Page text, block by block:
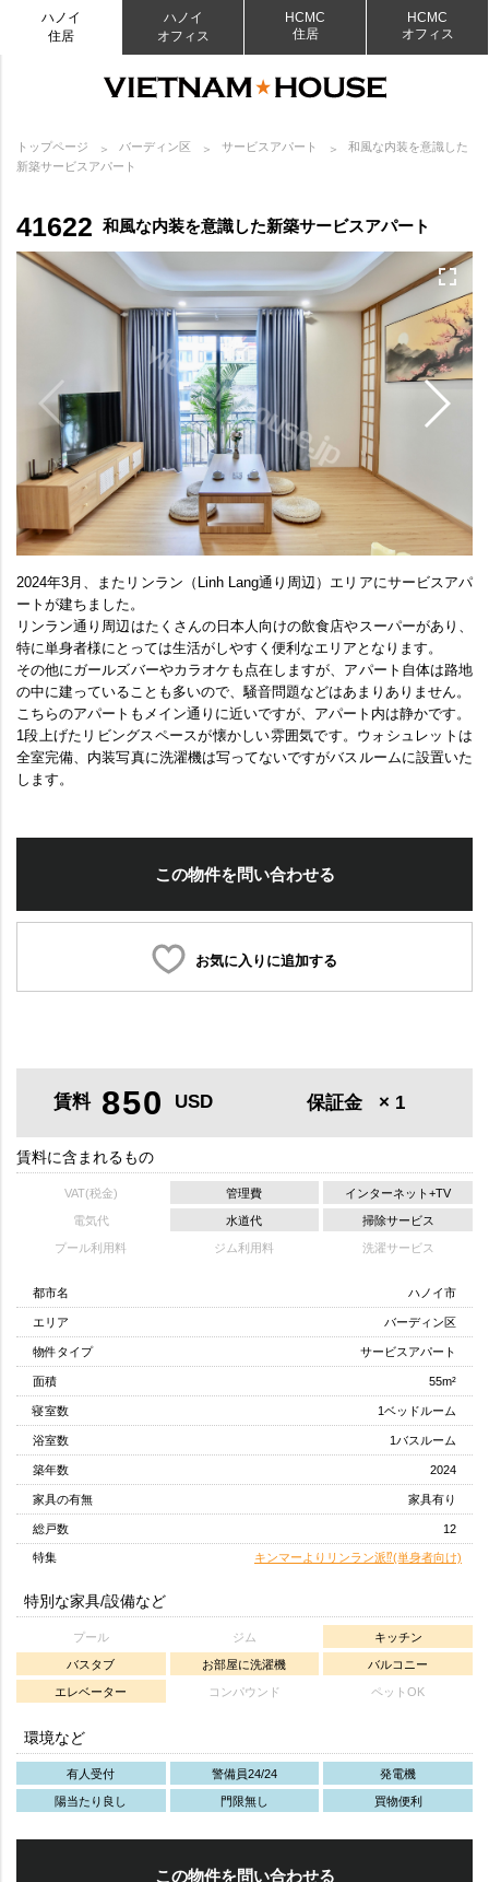
ハノイ
住居
ハノイ
オフィス
HCMC
住居
HCMC
オフィス
トップページ バーディン区 サービスアパート
和風な内装を意識した
新築サービスアパート
41622 和風な内装を意識した新築サービスアパート
2024年3月、またリンラン（Linh Lang通り周辺）エリアにサービスアパ
ートが建ちました。
リンラン通り周辺はたくさんの日本人向けの飲食店やスーパーがあり、
特に単身者様にとっては生活がしやすく便利なエリアとなります。
その他にガールズバーやカラオケも点在しますが、アパート自体は路地
の中に建っていることも多いので、騒音問題などはあまりありません。
こちらのアパートもメイン通りに近いですが、アパート内は静かです。
1段上げたリビングスペースが懐かしい雰囲気です。ウォシュレットは
全室完備、内装写真に洗濯機は写ってないですがバスルームに設置いた
します。
この物件を問い合わせる
お気に入りに追加する
賃料 850 USD 保証金 × 1
賃料に含まれるもの
VAT(税金) 管理費 インターネット+TV
電気代 水道代 掃除サービス
プール利用料 ジム利用料 洗濯サービス
都市名 ハノイ市
エリア バーディン区
物件タイプ サービスアパート
面積 55m²
寝室数 1ベッドルーム
浴室数 1バスルーム
築年数 2024
家具の有無 家具有り
総戸数 12
特集 キンマーよりリンラン派⁉(単身者向け)
特別な家具/設備など
プール ジム キッチン
バスタブ お部屋に洗濯機 バルコニー
エレベーター コンパウンド ペットOK
環境など
有人受付 警備員24/24 発電機
陽当たり良し 門限無し 買物便利
この物件を問い合わせる